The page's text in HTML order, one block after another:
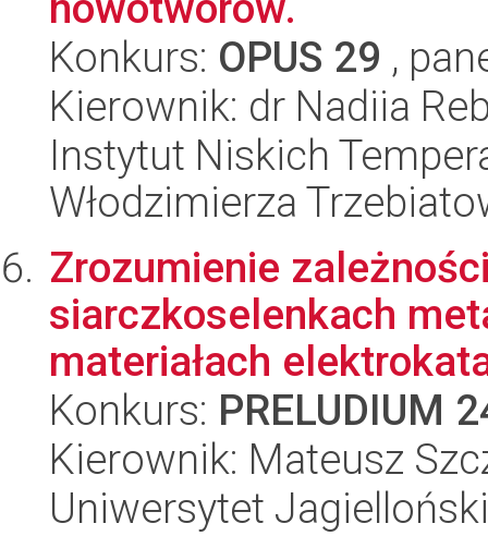
Konkurs: OPUS 29 ,
Kierownik: dr Nadiia
Instytut Niskich
Włodzimierza
Zrozumienie
siarczkoselenkach
materiałach
Konkurs: PRELUDIUM
Kierownik: Mateusz
Uniwersytet Jagielloński